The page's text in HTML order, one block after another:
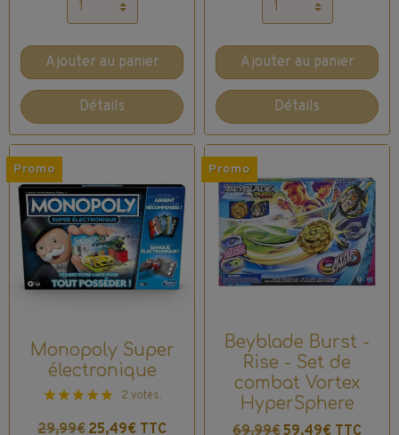
Ajouter au panier
Détails
Ajouter au panier
Détails
Promo
Monopoly Super
électronique
2 votes.
29,99€ 25,49€ TTC
Promo
Beyblade Burst -
Rise - Set de
combat Vortex
HyperSphere